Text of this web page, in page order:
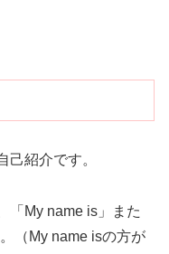
己紹介です。
「My name is」また
（My name isの方が